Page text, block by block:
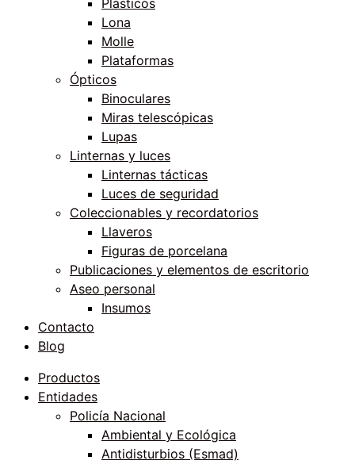
Plásticos
Lona
Molle
Plataformas
Ópticos
Binoculares
Miras telescópicas
Lupas
Linternas y luces
Linternas tácticas
Luces de seguridad
Coleccionables y recordatorios
Llaveros
Figuras de porcelana
Publicaciones y elementos de escritorio
Aseo personal
Insumos
Contacto
Blog
Productos
Entidades
Policía Nacional
Ambiental y Ecológica
Antidisturbios (Esmad)